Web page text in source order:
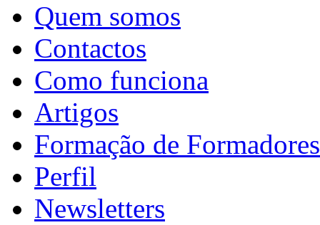
Quem somos
Contactos
Como funciona
Artigos
Formação de Formadores
Perfil
Newsletters